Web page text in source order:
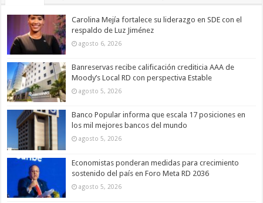
Carolina Mejía fortalece su liderazgo en SDE con el
respaldo de Luz Jiménez
agosto 6, 2026
Banreservas recibe calificación crediticia AAA de
Moody’s Local RD con perspectiva Estable
agosto 5, 2026
Banco Popular informa que escala 17 posiciones en
los mil mejores bancos del mundo
agosto 5, 2026
Economistas ponderan medidas para crecimiento
sostenido del país en Foro Meta RD 2036
agosto 5, 2026